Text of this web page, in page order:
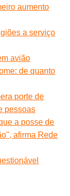
aumento
a serviço
avião
de quanto
porte de
pessoas
a posse de
afirma Rede